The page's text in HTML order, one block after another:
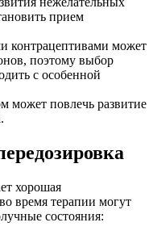
прием
контрацептивами может
поэтому выбор
с особенной
может повлечь развитие
хорошая
время терапии могут
состояния: